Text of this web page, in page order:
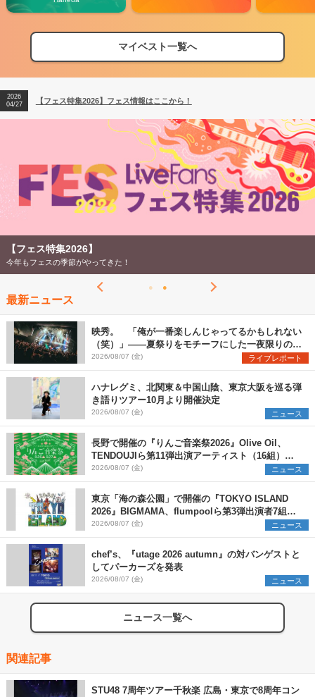
マイベスト一覧へ
【フェス特集2026】フェス情報はここから！
【ライブ動員ランキング】2026年上半期編発表！
2026
04/27
【フェス特集2026】フェス情報はここから！
2026
【ライブ動員ランキング】2026年上半期編発表！
【フェス特集2026】
今年もフェスの季節がやってきた！
最新ニュース
映秀。 「俺が一番楽しんじゃってるかもしれない
（笑）」――夏祭りをモチーフにした一夜限りのス
ペシャルライブ『色祭』レポート
2026/08/07 (金) ライブレポート
ハナレグミ、北関東＆中国山陰、東京大阪を巡る弾
き語りツアー10月より開催決定
2026/08/07 (金) ニュース
長野で開催の『りんご音楽祭2026』Olive Oil、
TENDOUJIら第11弾出演アーティスト（16組）を
発表
2026/08/07 (金) ニュース
東京「海の森公園」で開催の『TOKYO ISLAND
2026』BIGMAMA、flumpoolら第3弾出演者7組を
発表 ワークショップ・アート出展者を募集
2026/08/07 (金) ニュース
chef’s、『utage 2026 autumn』の対バンゲストと
してパーカーズを発表
2026/08/07 (金) ニュース
ニュース一覧へ
関連記事
STU48 7周年ツアー千秋楽 広島・東京で8周年コン